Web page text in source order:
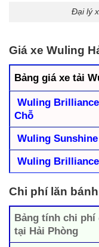
Đại lý
Giá xe Wuling
Bảng giá xe tải
Wuling
Chỗ
Wuling
Wuling
Chi phí lăn
Bảng tính chi phí
tại Hải Phòng